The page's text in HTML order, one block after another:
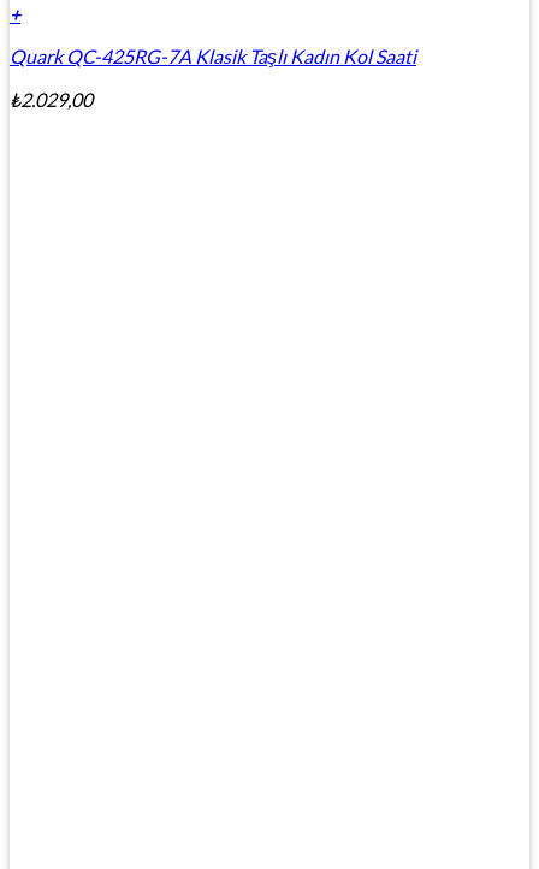
+
Quark QC-425RG-7A Klasik Taşlı Kadın Kol Saati
₺2.029,00